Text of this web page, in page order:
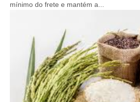
mínimo do frete e mantém a...